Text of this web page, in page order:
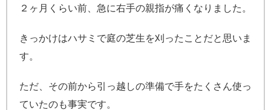
２ヶ月くらい前、急に右手の親指が痛くなりました。
きっかけはハサミで庭の芝生を刈ったことだと思いま
す。
ただ、その前から引っ越しの準備で手をたくさん使っ
ていたのも事実です。